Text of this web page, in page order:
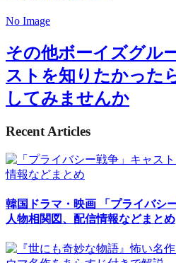
No Image
その他ボーイズグル
ストを知りたかった
してみませんか
Recent Articles
韓国ドラマ・映画 「プライバシ
人物相関図、配信情報などまとめ